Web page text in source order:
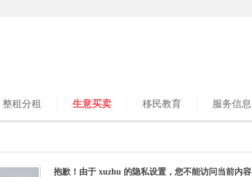
整租分租 生意买卖 移民教育 服务信息
抱歉！由于 xuzhu 的隐私设置，您不能访问当前内容